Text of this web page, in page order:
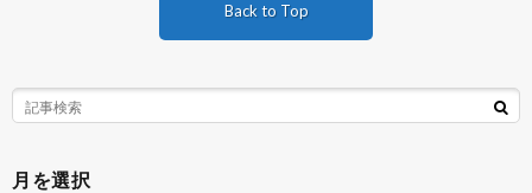
Back to Top
月を選択